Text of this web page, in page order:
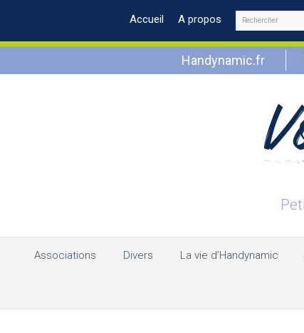
Accueil A propos Rechercher
Handynamic.fr
Associations Divers La vie d’Handynamic